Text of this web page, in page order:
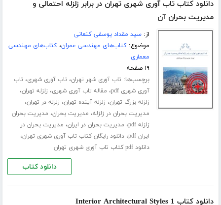
دانلود کتاب تاب آوری شهری تهران در برابر زلزله احتمالی و
مدیریت بحران آن
از:سید مقداد یوسفی کنعانی
موضوع:کتاب‌های مهندسی عمران،کتاب‌های مهندسی
معماری
۱۹ صفحه
برچسب‌ها: تاب آوری شهر تهران، تاب آوری شهری، تاب
آوری شهری pdf
، مقاله تاب آوری شهری، زلزله تهران،
زلزله بزرگ تهران، زلزله آینده تهران، زلزله در تهران،
مدیریت بحران در زلزله، مدیریت بحران، مدیریت بحران
زلزله pdf
، مدیریت بحران در ایران، مدیریت بحران در
ایران pdf
،دانلود رایگان کتاب تاب آوری شهری تهران،
دانلود pdf کتاب تاب آوری شهری تهران
دانلود کتاب
دانلود کتاب Interior Architectural Styles 1